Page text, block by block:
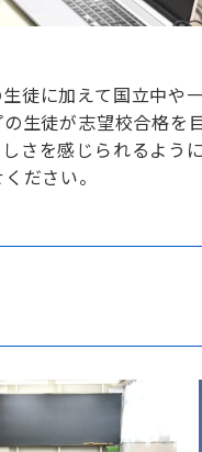
徒に加えて国立中や
徒が志望校合格を
さを感じられるように
ださい。